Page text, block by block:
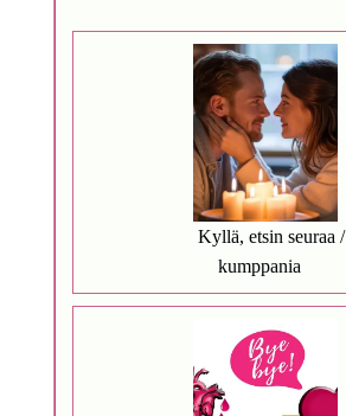
Kyllä, etsin seuraa /
kumppania